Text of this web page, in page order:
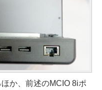
か、前述のMCIO 8iポ